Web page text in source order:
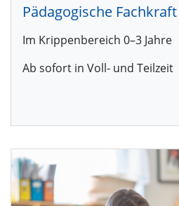
Im Krippenbereich 0–3 Jahre
Ab sofort in Voll- und Teilzeit